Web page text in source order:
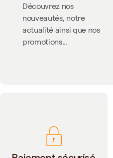
Découvrez nos
nouveautés, notre
actualité ainsi que nos
promotions...